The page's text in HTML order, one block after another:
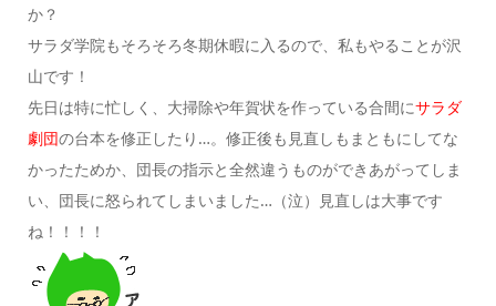
か？
サラダ学院もそろそろ冬期休暇に入るので、私もやることが沢
山です！
先日は特に忙しく、大掃除や年賀状を作っている合間にサラダ
劇団の台本を修正したり…。修正後も見直しもまともにしてな
かったためか、団長の指示と全然違うものができあがってしま
い、団長に怒られてしまいました…（泣）見直しは大事です
ね！！！！